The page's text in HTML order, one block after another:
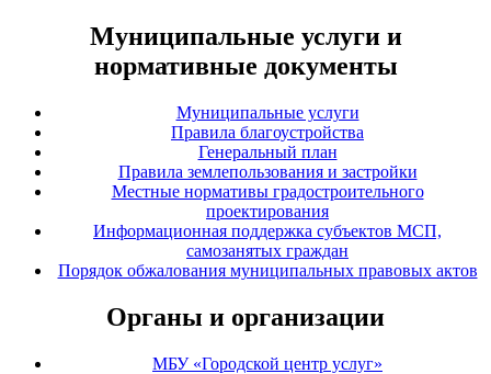
Муниципальные услуги и
нормативные документы
Муниципальные услуги
Правила благоустройства
Генеральный план
Правила землепользования и застройки
Местные нормативы градостроительного
проектирования
Информационная поддержка субъектов МСП,
самозанятых граждан
Порядок обжалования муниципальных правовых актов
Органы и организации
МБУ «Городской центр услуг»